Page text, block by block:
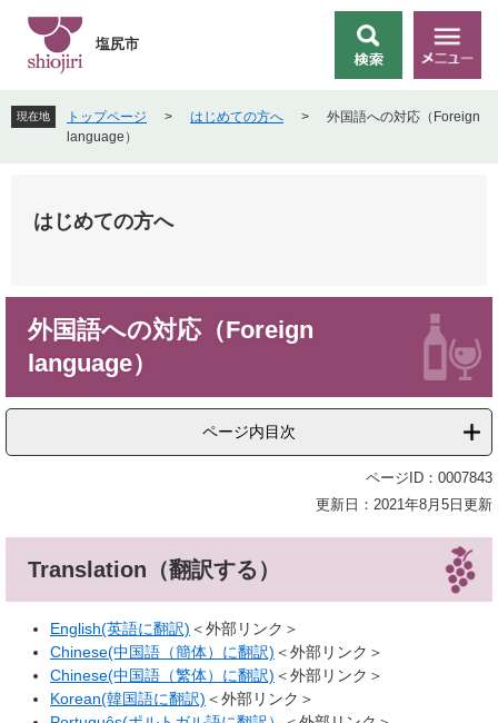
先
頭
を
飛
索
メ
ニ
ー
塩尻市
現在地 トップページ > はじめての方へ >
外国語への対応（Foreign
language）
はじめての方へ
外国語への対応（Foreign
language）
ページ内目次
ページID：0007843
更新日：2021年8月5日更新
Translation（翻訳する）
English(英語に翻訳) ＜外部リンク＞
Chinese(中国語（簡体）に翻訳) ＜外部リンク＞
Chinese(中国語（繁体）に翻訳) ＜外部リンク＞
Korean(韓国語に翻訳) ＜外部リンク＞